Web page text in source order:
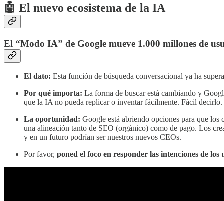
🤖 El nuevo ecosistema de la IA
El “Modo IA” de Google mueve 1.000 millones de
El dato: Esta función de búsqueda conversacional ya ha
Por qué importa: La forma de buscar está cambiando y
que la IA no pueda replicar o inventar fácilmente. Fácil decirlo.
La oportunidad: Google está abriendo opciones para que
una alineación tanto de SEO (orgánico) como de pago. Los
y en un futuro podrían ser nuestros nuevos CEOs.
Por favor, poned el foco en responder las intenciones de los